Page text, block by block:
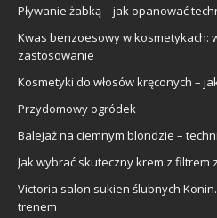
Pływanie żabką – jak opanować
Kwas benzoesowy w kosmetykach:
zastosowanie
Kosmetyki do włosów kręconych –
Przydomowy ogródek
Balejaż na ciemnym blondzie –
Jak wybrać skuteczny krem z filtrem
Victoria salon sukien ślubnych
trenem